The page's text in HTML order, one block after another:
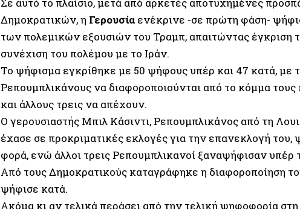
Σε αυτό το πλαίσιο, μετά από αρκετές αποτυχημένες
Δημοκρατικών, η Γερουσία ενέκρινε -σε πρώτη φάση-
των πολεμικών εξουσιών του Τραμπ, απαιτώντας έγκριση
συνέχιση του πολέμου με το Ιράν.
Το ψήφισμα εγκρίθηκε με 50 ψήφους υπέρ και 47 κατά, με
Ρεπουμπλικάνους να διαφοροποιούνται από το κόμμα
και άλλους τρεις να απέχουν.
Ο γερουσιαστής Μπιλ Κάσιντι, Ρεπουμπλικάνος από τη
έχασε σε προκριματικές εκλογές για την επανεκλογή του,
φορά, ενώ άλλοι τρεις Ρεπουμπλικανοί ξαναψήφισαν υπέρ
Από τους Δημοκρατικούς καταγράφηκε η διαφοροποίηση
ψήφισε κατά.
Ακόμα κι αν τελικά περάσει από την τελική ψηφοφορία